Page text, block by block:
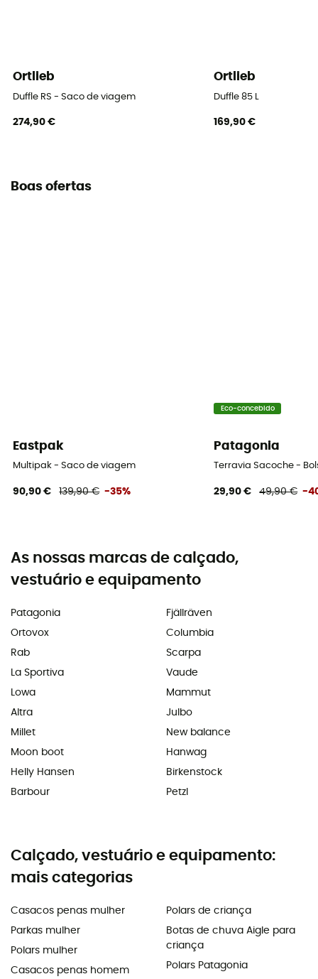
Ortlieb
Duffle RS - Saco de viagem
274,90 €
Ortlieb
Duffle 85 L
169,90 €
Boas ofertas
Eastpak
Multipak - Saco de viagem
90,90 € 139,90 € -35%
Eco-concebido
Patagonia
Terravia Sacoche -
29,90 € 49,90 € -
As nossas marcas de calçado,
vestuário e equipamento
Patagonia
Ortovox
Rab
La Sportiva
Lowa
Altra
Millet
Moon boot
Helly Hansen
Barbour
Fjällräven
Columbia
Scarpa
Vaude
Mammut
Julbo
New balance
Hanwag
Birkenstock
Petzl
Calçado, vestuário e equipamento:
mais categorias
Casacos penas mulher
Parkas mulher
Polars mulher
Casacos penas homem
Polars de criança
Botas de chuva Aigle para
criança
Polars Patagonia